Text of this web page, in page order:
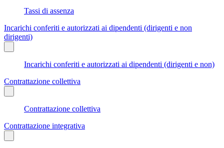
Tassi di assenza
Incarichi conferiti e autorizzati ai dipendenti (dirigenti e non
dirigenti)
Incarichi conferiti e autorizzati ai dipendenti (dirigenti e non)
Contrattazione collettiva
Contrattazione collettiva
Contrattazione integrativa